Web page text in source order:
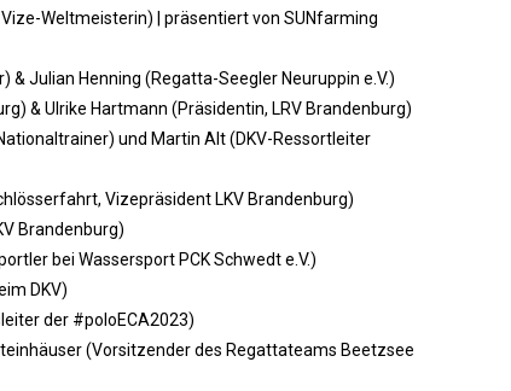
Vize-Weltmeisterin) | präsentiert vonSUNfarming
& Julian Henning (Regatta-Seegler Neuruppin e.V.)
& Ulrike Hartmann (Präsidentin, LRV Brandenburg)
und Martin Alt (DKV-Ressortleiter
Vizepräsident LKV Brandenburg)
Brandenburg)
bei Wassersport PCK Schwedt e.V.)
DKV)
der #poloECA2023)
(Vorsitzender des Regattateams Beetzsee